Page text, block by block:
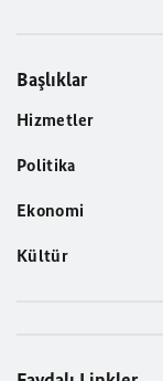
Başlıklar
Hizmetler
Politika
Ekonomi
Kültür